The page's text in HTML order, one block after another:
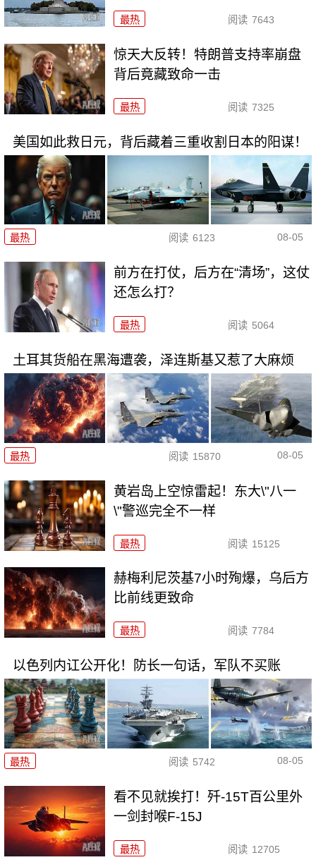
最热 阅读 7643
惊天大反转！特朗普支持率崩盘
背后竟藏致命一击
最热 阅读 7325
美国如此救日元，背后藏着三重收割日本的阳谋！
最热 阅读 6123 08-05
前方在打仗，后方在“清场”，这仗
还怎么打？
最热 阅读 5064
土耳其货船在黑海遭袭，泽连斯基又惹了大麻烦
最热 阅读 15870 08-05
黄岩岛上空惊雷起！东大\"八一
\"警巡完全不一样
最热 阅读 15125
赫梅利尼茨基7小时殉爆，乌后方
比前线更致命
最热 阅读 7784
以色列内讧公开化！防长一句话，军队不买账
最热 阅读 5742 08-05
看不见就挨打！歼-15T百公里外
一剑封喉F-15J
最热 阅读 12705